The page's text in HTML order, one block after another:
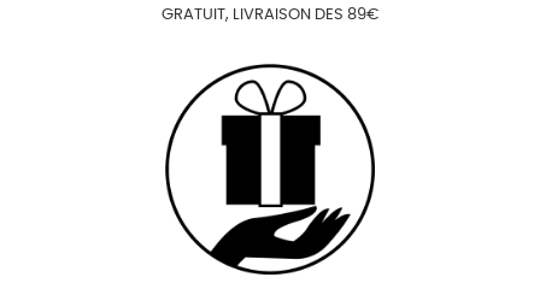
GRATUIT, LIVRAISON DES 89€